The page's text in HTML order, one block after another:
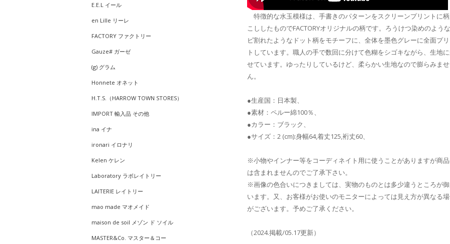
E.E.L イール
en Lille リーレ
FACTORY ファクトリー
Gauze# ガーゼ
(g) グラム
Honnete オネット
H.T.S.（HARROW TOWN STORES）
IMPORT 輸入品 その他
ina イナ
ironari イロナリ
Kelen ケレン
Laboratory ラボレイトリー
LAITERIE レイトリー
mao made マオメイド
maison de soil メゾン ド ソイル
MASTER&Co. マスター＆コー
特徴的な水玉模様は、手書きのパターンをスクリーンプリントに
こししたものでFACTORYオリジナルの柄です。ろうけつ染めのよう
ビ割れたようなドット柄をモチーフに、全体を墨色グレーに全面プ
トしています。職人の手で数回に分けて色糊をシゴキながら、生地
せています。ゆったりしているけど、柔らかい生地なので膨らみませ
ん。
●生産国：日本製、
●素材：ペルー綿100％、
●カラー：ブラック、
●サイズ：2 (cm):身幅64,着丈125,裄丈60、
※小物やインナー等をコーディネイト用に使うことがありますが商
は含まれませんのでご了承下さい。
※画像の色合いにつきましては、実物のものとは多少違うところが
います。又、お客様がお使いのモニターによっては見え方が異なる
がございます。予めご了承ください。
（2024.掲載/05.17更新）